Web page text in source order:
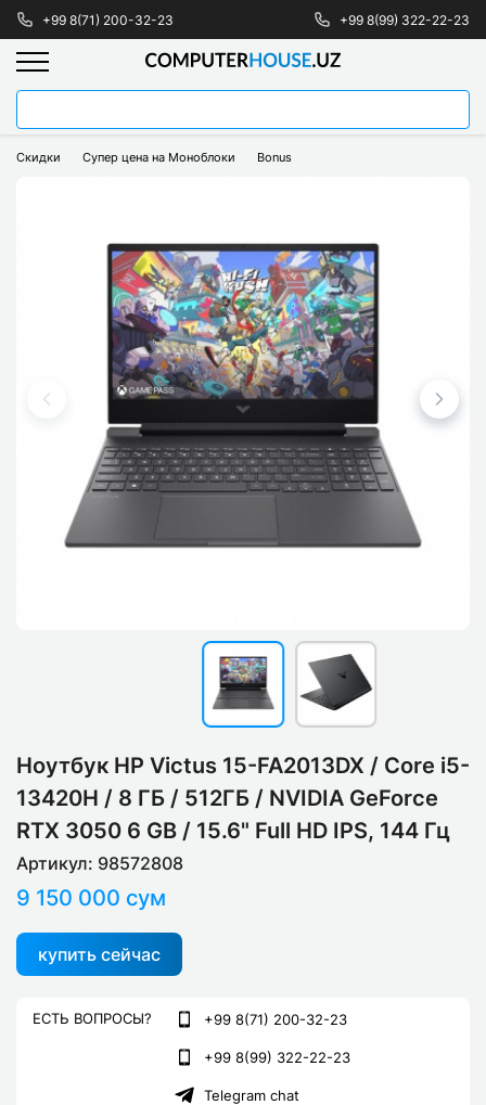
+99 8(71) 200-32-23 +99 8(99) 322-22-23
Скидки Супер цена на Моноблоки Bonus
Ноутбук HP Victus 15-FA2013DX / Core i5-
13420H / 8 ГБ / 512ГБ / NVIDIA GeForce
RTX 3050 6 GB / 15.6" Full HD IPS, 144 Гц
Артикул: 98572808
9 150 000 сум
купить сейчас
ЕСТЬ ВОПРОСЫ? +99 8(71) 200-32-23
+99 8(99) 322-22-23
Telegram chat